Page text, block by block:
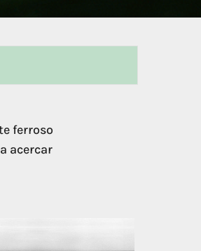
ferroso
acercar